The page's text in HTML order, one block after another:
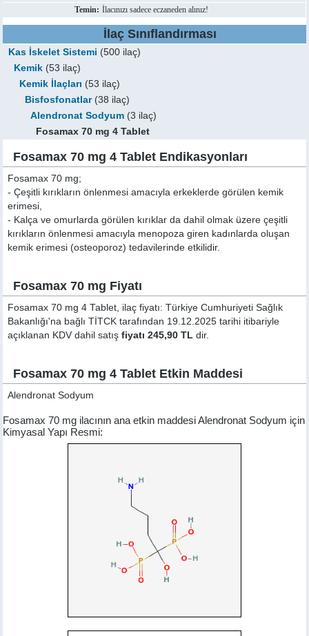
Temin: İlacınızı sadece eczaneden alınız!
İlaç Sınıflandırması
Kas İskelet Sistemi (500 ilaç)
Kemik (53 ilaç)
Kemik İlaçları (53 ilaç)
Bisfosfonatlar(38 ilaç)
Alendronat Sodyum (3 ilaç)
Fosamax 70 mg 4 Tablet
Fosamax 70 mg 4 Tablet Endikasyonları
Fosamax 70 mg;
- Çeşitli kırıkların önlenmesi amacıyla erkeklerde görülen kemik
erimesi,
- Kalça ve omurlarda görülen kırıklar da dahil olmak üzere çeşitli
kırıkların önlenmesi amacıyla menopoza giren kadınlarda oluşan
kemik erimesi (osteoporoz) tedavilerinde etkilidir.
Fosamax 70 mg Fiyatı
Fosamax 70 mg 4 Tablet, ilaç fiyatı: Türkiye Cumhuriyeti Sağlık
Bakanlığı'na bağlı TİTCK tarafından 19.12.2025 tarihi itibariyle
açıklanan KDV dahil satışfiyatı 245,90 TL dir.
Fosamax 70 mg 4 Tablet Etkin Maddesi
Alendronat Sodyum
Fosamax 70 mg ilacının ana etkin maddesi Alendronat Sodyum için
Kimyasal Yapı Resmi: